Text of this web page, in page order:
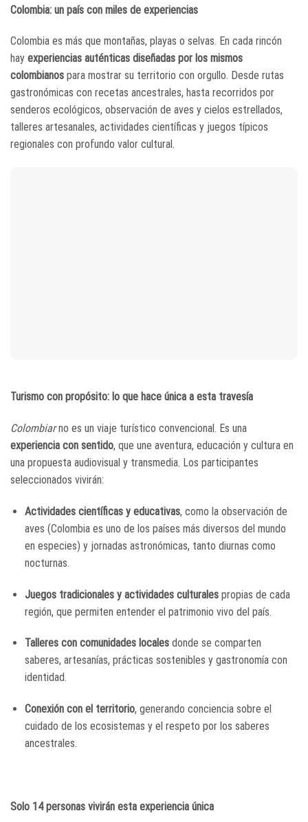
Colombia: un país con miles de experiencias
Colombia es más que montañas, playas o selvas. En cada rincón
hay experiencias auténticas diseñadas por los mismos
colombianos para mostrar su territorio con orgullo. Desde rutas
gastronómicas con recetas ancestrales, hasta recorridos por
senderos ecológicos, observación de aves y cielos estrellados,
talleres artesanales, actividades científicas y juegos típicos
regionales con profundo valor cultural.
Turismo con propósito: lo que hace única a esta travesía
Colombiarno es un viaje turístico convencional. Es una
experiencia con sentido, que une aventura, educación y cultura en
una propuesta audiovisual y transmedia. Los participantes
seleccionados vivirán:
Actividades científicas y educativas, como la observación de
aves (Colombia es uno de los países más diversos del mundo
en especies) y jornadas astronómicas, tanto diurnas como
nocturnas.
Juegos tradicionales y actividades culturalespropias de cada
región, que permiten entender el patrimonio vivo del país.
Talleres con comunidades localesdonde se comparten
saberes, artesanías, prácticas sostenibles y gastronomía con
identidad.
Conexión con el territorio, generando conciencia sobre el
cuidado de los ecosistemas y el respeto por los saberes
ancestrales.
Solo 14 personas vivirán esta experiencia única